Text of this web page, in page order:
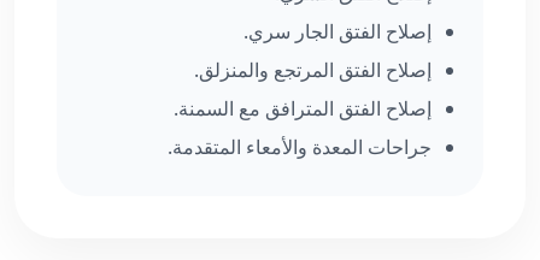
إصلاح الفتق الجار سري.
إصلاح الفتق المرتجع والمنزلق.
إصلاح الفتق المترافق مع السمنة.
جراحات المعدة والأمعاء المتقدمة.